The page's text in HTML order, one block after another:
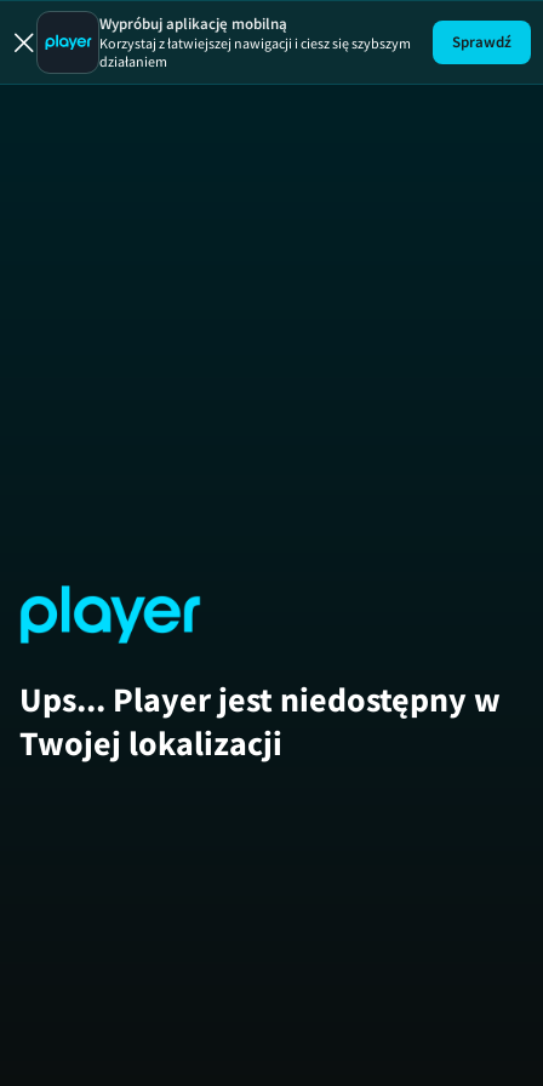
Wypróbuj aplikację mobilną
Korzystaj z łatwiejszej nawigacji i ciesz się szybszym
działaniem
Sprawdź
Ups... Player jest niedostępny w
Twojej lokalizacji